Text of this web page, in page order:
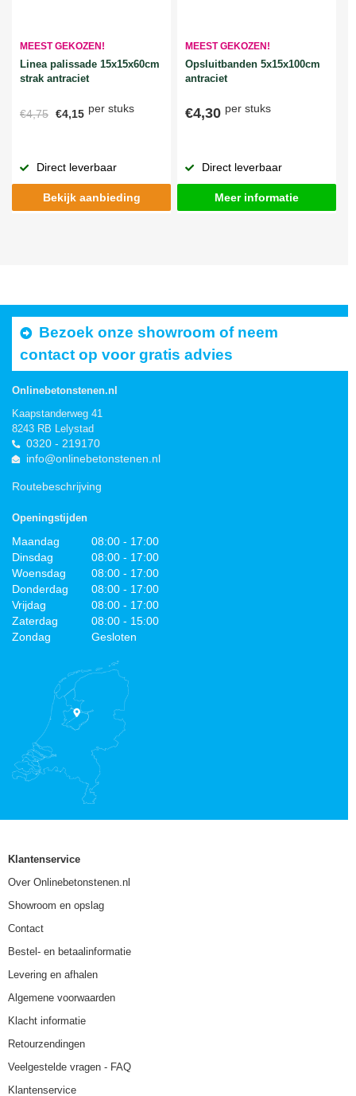
MEEST GEKOZEN!
Linea palissade 15x15x60cm
strak antraciet
€4,75 €4,15 per stuks
Direct leverbaar
Bekijk aanbieding
MEEST GEKOZEN!
Opsluitbanden 5x15x100cm
antraciet
€4,30 per stuks
Direct leverbaar
Meer informatie
Bezoek onze showroom of neem
contact op voor gratis advies
Onlinebetonstenen.nl
Kaapstanderweg 41
8243 RB Lelystad
0320 - 219170
info@onlinebetonstenen.nl
Routebeschrijving
Openingstijden
Maandag
08:00 - 17:00
Dinsdag
08:00 - 17:00
Woensdag
08:00 - 17:00
Donderdag
08:00 - 17:00
Vrijdag
08:00 - 17:00
Zaterdag
08:00 - 15:00
Zondag
Gesloten
Klantenservice
Over Onlinebetonstenen.nl
Showroom en opslag
Contact
Bestel- en betaalinformatie
Levering en afhalen
Algemene voorwaarden
Klacht informatie
Retourzendingen
Veelgestelde vragen - FAQ
Klantenservice